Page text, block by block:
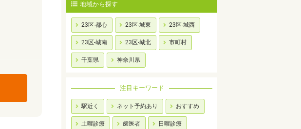
地域から探す
23区-都心 23区-城東 23区-城西
23区-城南 23区-城北 市町村
千葉県 神奈川県
注目キーワード
駅近く ネット予約あり おすすめ
土曜診療 歯医者 日曜診療